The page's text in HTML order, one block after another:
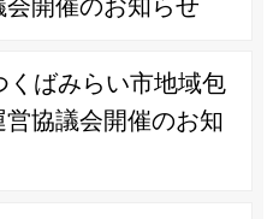
開催のお知らせ
くばみらい市地域包
協議会開催のお知